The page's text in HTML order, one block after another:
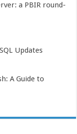
a PBIR round-
Updates
A Guide to